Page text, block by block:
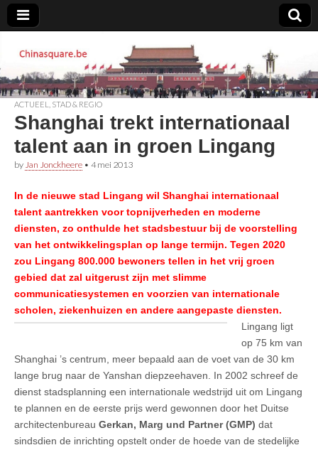
Chinasquare.be
ACTUEEL STAD & REGIO
Shanghai trekt internationaal
talent aan in groen Lingang
by Jan Jonckheere • 4 mei 2013
In de nieuwe stad Lingang wil Shanghai internationaal
talent aantrekken voor topnijverheden en moderne
diensten, zo onthulde het stadsbestuur bij de voorstelling
van het ontwikkelingsplan op lange termijn. Tegen 2020
zou Lingang 800.000 bewoners tellen in het vrij groen
gebied dat zal uitgerust zijn met slimme
communicatiesystemen en voorzien van internationale
scholen, ziekenhuizen en andere aangepaste diensten.
Lingang ligt
op 75 km van
Shanghai ’s centrum, meer bepaald aan de voet van de 30 km
lange brug naar de Yanshan diepzeehaven. In 2002 schreef de
dienst stadsplanning een internationale wedstrijd uit om Lingang
te plannen en de eerste prijs werd gewonnen door het Duitse
architectenbureau Gerkan, Marg und Partner (GMP) dat
sindsdien de inrichting opstelt onder de hoede van de stedelijke